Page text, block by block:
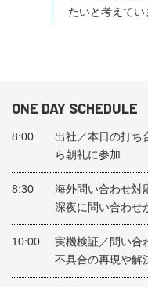
たいと考えてい
ONE DAY SCHEDULE
8:00
出社／本日の打ち
ら朝礼に参加
8:30
海外問い合わせ対
深夜に問い合わせ
10:00
実機検証／問い合
不具合の再現や解